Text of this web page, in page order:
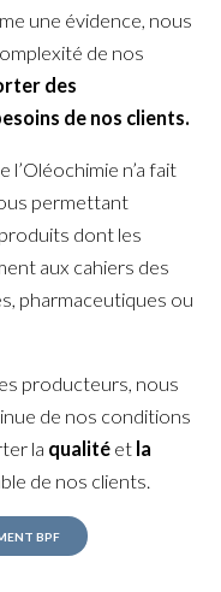
une évidence, nous
de nos
des
de nos clients.
n’a fait
permettant
dont les
aux cahiers des
pharmaceutiques ou
producteurs, nous
de nos conditions
la qualité et la
de nos clients.
BPF